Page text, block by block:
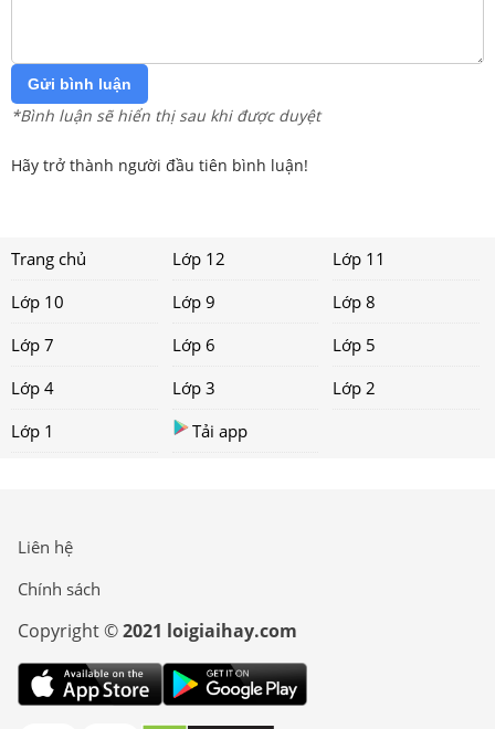
Gửi bình luận
*Bình luận sẽ hiển thị sau khi được duyệt
Hãy trở thành người đầu tiên bình luận!
Trang chủ Lớp 12
Lớp 11
Lớp 10
Lớp 9
Lớp 8
Lớp 7
Lớp 6
Lớp 5
Lớp 4
Lớp 3
Lớp 2
Lớp 1
Tải app
Liên hệ
Chính sách
Copyright ©2021 loigiaihay.com